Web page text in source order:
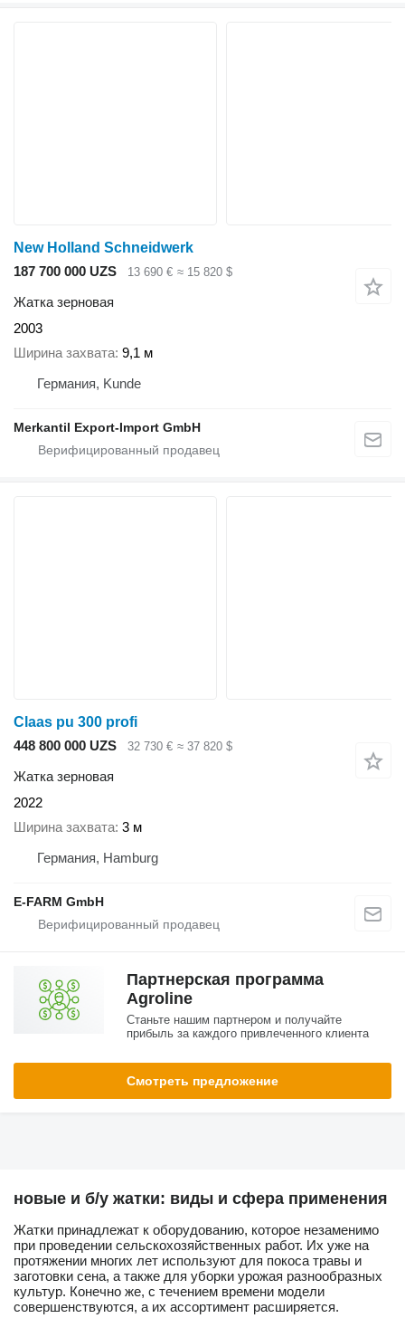
New Holland Schneidwerk
187 700 000 UZS
13 690 € ≈ 15 820 $
Жатка зерновая
2003
Ширина захвата 9,1 м
Германия, Kunde
Merkantil Export-Import GmbH
Claas pu 300 profi
448 800 000 UZS
32 730 € ≈ 37 820 $
Жатка зерновая
2022
Ширина захвата 3 м
Германия, Hamburg
E-FARM GmbH
Партнерская программа
Agroline
Станьте нашим партнером и получайте
прибыль за каждого привлеченного клиента
Смотреть предложение
новые и б/у жатки: виды и сфера применения
Жатки принадлежат к оборудованию, которое незаменимо
при проведении сельскохозяйственных работ. Их уже на
протяжении многих лет используют для покоса травы и
заготовки сена, а также для уборки урожая разнообразных
культур. Конечно же, с течением времени модели
совершенствуются, а их ассортимент расширяется.